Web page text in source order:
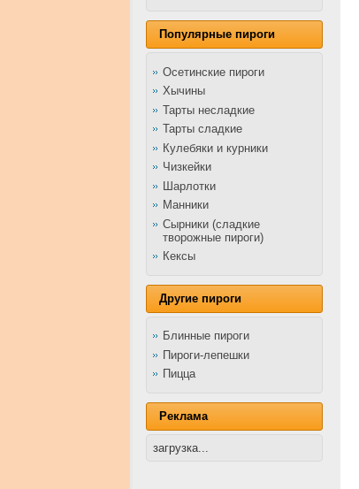
Популярные пироги
Осетинские пироги
Хычины
Тарты несладкие
Тарты сладкие
Кулебяки и курники
Чизкейки
Шарлотки
Манники
Сырники (сладкие
творожные пироги)
Кексы
Другие пироги
Блинные пироги
Пироги-лепешки
Пицца
Реклама
загрузка...